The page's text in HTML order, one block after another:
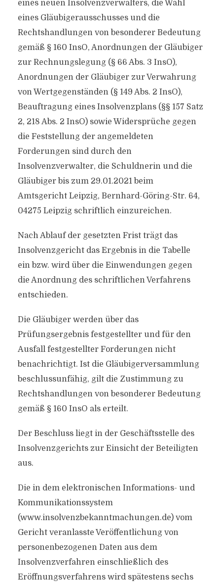
eines neuen Insolvenzverwalters, die Wahl
eines Gläubigerausschusses und die
Rechtshandlungen von besonderer Bedeutung
gemäß § 160 InsO, Anordnungen der Gläubiger
zur Rechnungslegung (§ 66 Abs. 3 InsO),
Anordnungen der Gläubiger zur Verwahrung
von Wertgegenständen (§ 149 Abs. 2 InsO),
Beauftragung eines Insolvenzplans (§§ 157 Satz
2, 218 Abs. 2 InsO) sowie Widersprüche gegen
die Feststellung der angemeldeten
Forderungen sind durch den
Insolvenzverwalter, die Schuldnerin und die
Gläubiger bis zum 29.01.2021 beim
Amtsgericht Leipzig, Bernhard-Göring-Str. 64,
04275 Leipzig schriftlich einzureichen.
Nach Ablauf der gesetzten Frist trägt das
Insolvenzgericht das Ergebnis in die Tabelle
ein bzw. wird über die Einwendungen gegen
die Anordnung des schriftlichen Verfahrens
entschieden.
Die Gläubiger werden über das
Prüfungsergebnis festgestellter und für den
Ausfall festgestellter Forderungen nicht
benachrichtigt. Ist die Gläubigerversammlung
beschlussunfähig, gilt die Zustimmung zu
Rechtshandlungen von besonderer Bedeutung
gemäß § 160 InsO als erteilt.
Der Beschluss liegt in der Geschäftsstelle des
Insolvenzgerichts zur Einsicht der Beteiligten
aus.
Die in dem elektronischen Informations- und
Kommunikationssystem
(www.insolvenzbekanntmachungen.de) vom
Gericht veranlasste Veröffentlichung von
personenbezogenen Daten aus dem
Insolvenzverfahren einschließlich des
Eröffnungsverfahrens wird spätestens sechs